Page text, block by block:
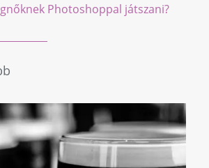
Photoshoppal játszani?